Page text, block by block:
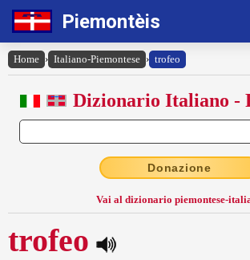
Piemontèis
Home › Italiano-Piemontese › trofeo
Dizionario Italiano -
Donazione
Vai al dizionario piemontese-
trofeo